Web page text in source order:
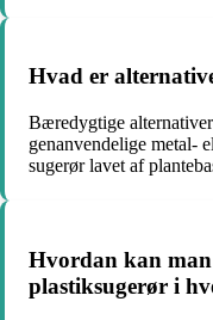
Hvad er
Bæredygtige
genanvendelige metal-
sugerør lavet af
Hvordan kan
plastiksugerør i